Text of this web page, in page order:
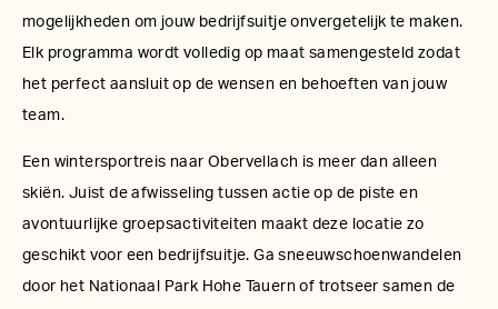
mogelijkheden om jouw bedrijfsuitje onvergetelijk te maken.
Elk programma wordt volledig op maat samengesteld zodat
het perfect aansluit op de wensen en behoeften van jouw
team.
Een wintersportreis naar Obervellach is meer dan alleen
skiën. Juist de afwisseling tussen actie op de piste en
avontuurlijke groepsactiviteiten maakt deze locatie zo
geschikt voor een bedrijfsuitje. Ga sneeuwschoenwandelen
door het Nationaal Park Hohe Tauern of trotseer samen de